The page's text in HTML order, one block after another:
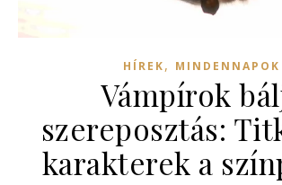
HÍREK, MINDENNAPOK
Vámpírok
szereposztás:
karakterek a